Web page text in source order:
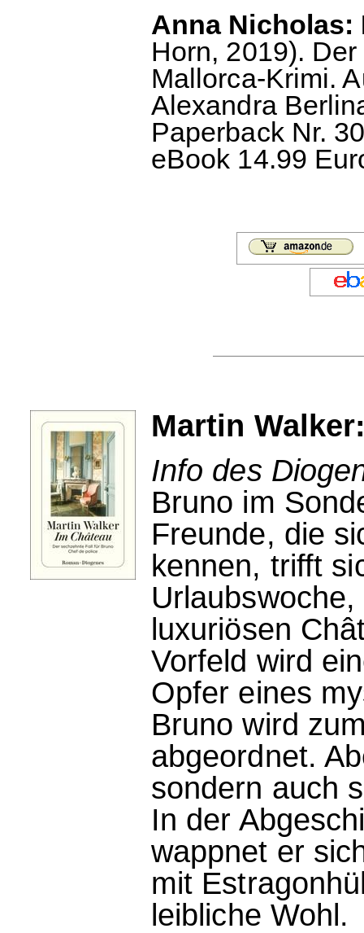
Anna Nicholas:
Horn, 2019).
Mallorca-Krimi.
Alexandra
Paperback Nr.
eBook 14.99
Martin
Info des
Bruno im
Freunde, die
kennen, trifft
luxuriösen
Vorfeld wird
Opfer eines
Bruno wird
abgeordnet.
sondern auch
In der
wappnet er
mit
leibliche Wohl.